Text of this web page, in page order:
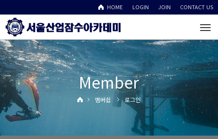
HOME LOGIN JOIN CONTACT US
Member
멤버쉽 로그인